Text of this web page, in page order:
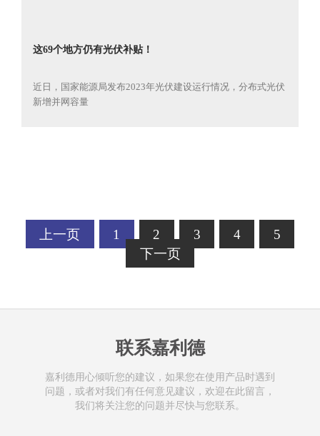
这69个地方仍有光伏补贴！
近日，国家能源局发布2023年光伏建设运行情况，分布式光伏
新增并网容量
上一页 1 2 3 4
5
下一页
联系嘉利德
嘉利德用心倾听您的建议，如果您在使用产品时遇到
问题，或者对我们有任何意见建议，欢迎在此留言，
我们将关注您的问题并尽快与您联系。